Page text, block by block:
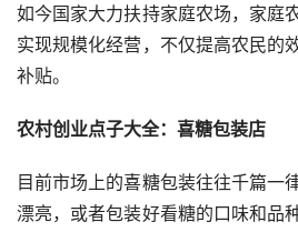
如今国家大力扶持家庭农场，家庭
实现规模化经营，不仅提高农民的
补贴。
农村创业点子大全：喜糖包装店
目前市场上的喜糖包装往往千篇一
漂亮，或者包装好看糖的口味和品